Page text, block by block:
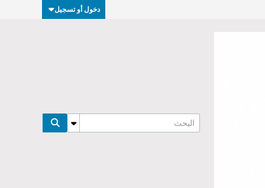
دخول أو تسجيل